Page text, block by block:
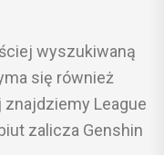
wyszukiwaną
się również
League
zalicza Genshin